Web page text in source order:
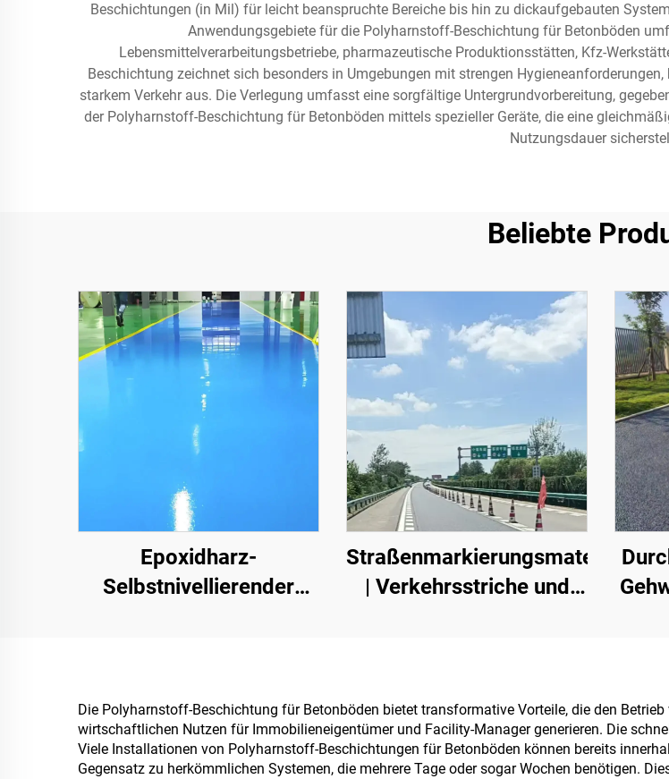
Beschichtungen (in Mil) für leicht beanspruchte Bereiche bis hin zu dickaufgebauten
Anwendungsgebiete für die Polyharnstoff-Beschichtung für Betonböden
Lebensmittelverarbeitungsbetriebe, pharmazeutische Produktionsstätten, Kfz-
Beschichtung zeichnet sich besonders in Umgebungen mit strengen
starkem Verkehr aus. Die Verlegung umfasst eine sorgfältige Untergrundvorbereitung,
der Polyharnstoff-Beschichtung für Betonböden mittels spezieller Geräte, die eine
Nutzungsdauer
Beliebte
Epoxidharz-
Selbstnivellierender
Wohnprojekte
Straßenmarkierungsmaterialien
| Verkehrsstriche und
Die Polyharnstoff-Beschichtung für Betonböden bietet transformative Vorteile, die den
wirtschaftlichen Nutzen für Immobilieneigentümer und Facility-Manager generieren. Die
Viele Installationen von Polyharnstoff-Beschichtungen für Betonböden können bereits
Gegensatz zu herkömmlichen Systemen, die mehrere Tage oder sogar Wochen benötigen.